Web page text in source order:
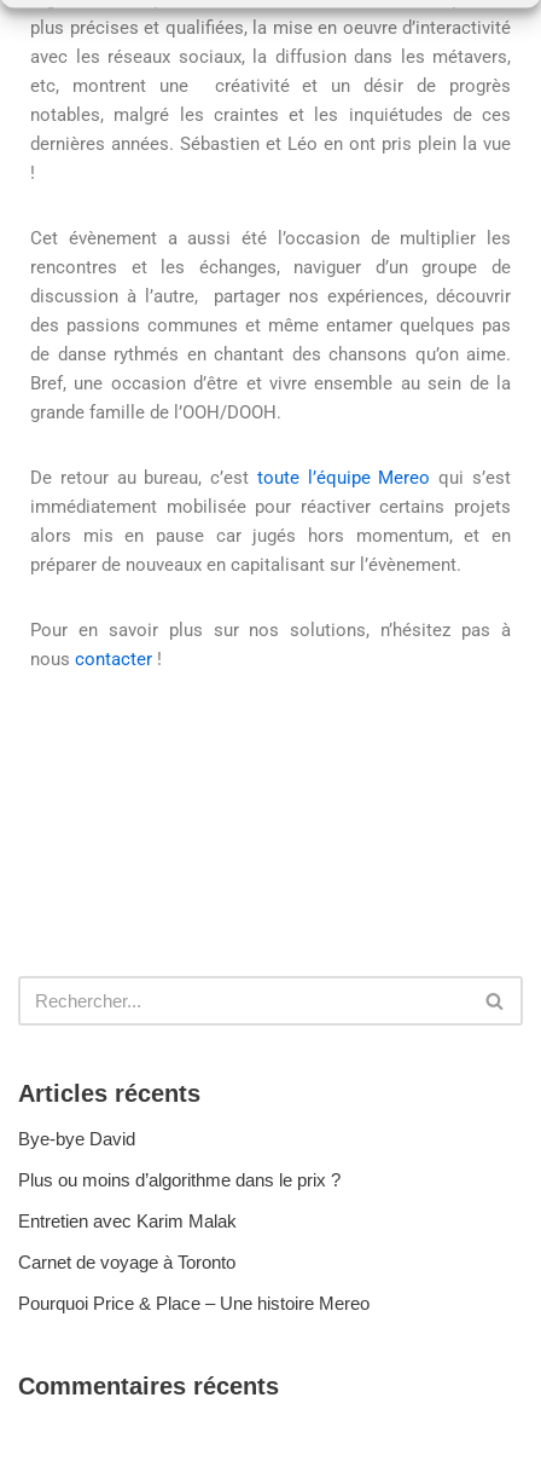
plus précises et qualifiées, la mise en oeuvre d’interactivité
avec les réseaux sociaux, la diffusion dans les métavers,
etc, montrent une créativité et un désir de progrès
notables, malgré les craintes et les inquiétudes de ces
dernières années. Sébastien et Léo en ont pris plein la vue
!
Cet évènement a aussi été l’occasion de multiplier les
rencontres et les échanges, naviguer d’un groupe de
discussion à l’autre, partager nos expériences, découvrir
des passions communes et même entamer quelques pas
de danse rythmés en chantant des chansons qu’on aime.
Bref, une occasion d’être et vivre ensemble au sein de la
grande famille de l’OOH/DOOH.
De retour au bureau, c’est toute l’équipe Mereo qui s’est
immédiatement mobilisée pour réactiver certains projets
alors mis en pause car jugés hors momentum, et en
préparer de nouveaux en capitalisant sur l’évènement.
Pour en savoir plus sur nos solutions, n’hésitez pas à
nous contacter !
Articles récents
Bye-bye David
Plus ou moins d’algorithme dans le prix ?
Entretien avec Karim Malak
Carnet de voyage à Toronto
Pourquoi Price & Place – Une histoire Mereo
Commentaires récents